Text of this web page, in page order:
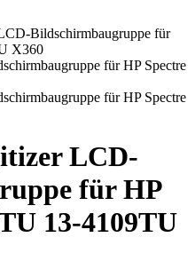
Bildschirmbaugruppe für
X360
LCD-
für HP
13-4109TU